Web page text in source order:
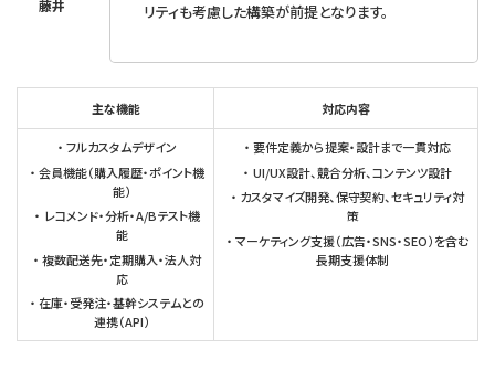
リティも考慮した構築が前提となります。
主な機能 対応内容
フルカスタムデザイン
会員機能（購入履歴・ポイント機
能）
レコメンド・分析・A/Bテスト機
能
複数配送先・定期購入・法人対
応
在庫・受発注・基幹システムとの
連携（API）
要件定義から提案・設計まで一貫対応
UI/UX設計、競合分析、コンテンツ設計
カスタマイズ開発、保守契約、セキュリティ対
策
マーケティング支援（広告・SNS・SEO）を含む
長期支援体制